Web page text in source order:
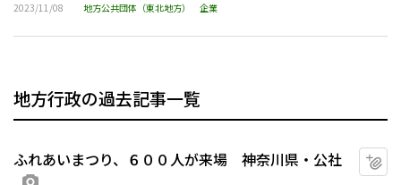
2023/11/08 地方公共団体（東北地方） 企業
地方行政の過去記事一覧
ふれあいまつり、６００人が来場 神奈川県・公社